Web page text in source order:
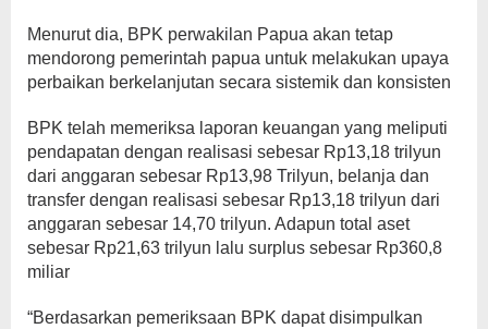
Menurut dia, BPK perwakilan Papua akan tetap
mendorong pemerintah papua untuk melakukan upaya
perbaikan berkelanjutan secara sistemik dan konsisten
BPK telah memeriksa laporan keuangan yang meliputi
pendapatan dengan realisasi sebesar Rp13,18 trilyun
dari anggaran sebesar Rp13,98 Trilyun, belanja dan
transfer dengan realisasi sebesar Rp13,18 trilyun dari
anggaran sebesar 14,70 trilyun. Adapun total aset
sebesar Rp21,63 trilyun lalu surplus sebesar Rp360,8
miliar
“Berdasarkan pemeriksaan BPK dapat disimpulkan